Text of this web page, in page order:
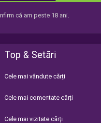
că am peste 18 ani.
Top & Setări
Cele mai vândute cărți
Cele mai comentate cărți
Cele mai vizitate cărți